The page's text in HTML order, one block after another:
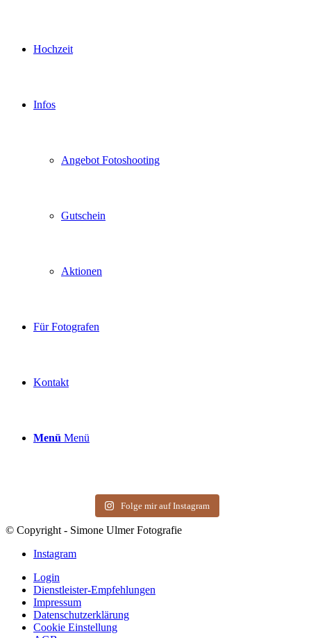
Hochzeit
Infos
Angebot Fotoshooting
Gutschein
Aktionen
Für Fotografen
Kontakt
Menü Menü
Folge mir auf Instagram
© Copyright - Simone Ulmer Fotografie
Instagram
Login
Dienstleister-Empfehlungen
Impressum
Datenschutzerklärung
Cookie Einstellung